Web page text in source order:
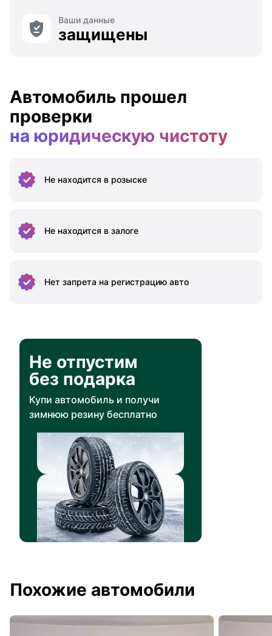
Ваши данные
защищены
Автомобиль прошел
проверки
на юридическую чистоту
Не находится в розыске
Не находится в залоге
Нет запрета на регистрацию авто
Не отпустим
без подарка
Купи автомобиль и получи
зимнюю резину бесплатно
Похожие автомобили